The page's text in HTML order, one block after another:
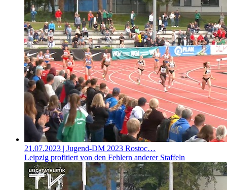
21.07.2023 | Jugend-DM 2023 Rostoc…
Leipzig profitiert von den Fehlern anderer Staffeln